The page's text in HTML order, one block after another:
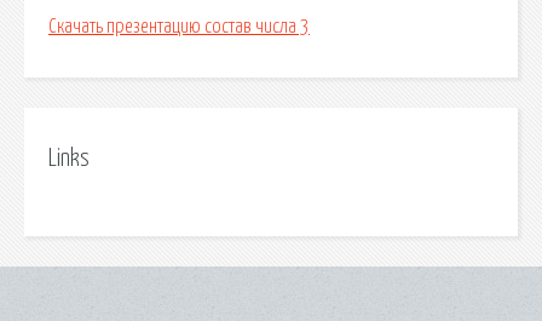
Скачать презентацию состав числа 3
Links